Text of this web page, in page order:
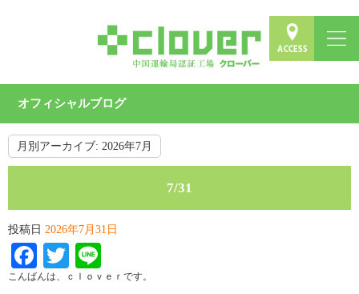
オフィシャルブログ
月別アーカイブ: 2026年7月
7/31
投稿日 2026年7月31日
Facebook
Twitter
こんばんは、ｃｌｏｖｅｒです。